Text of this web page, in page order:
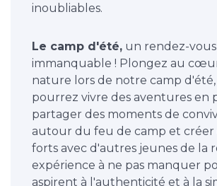
inoubliables.
Le camp d'été, un rendez-vous
immanquable ! Plongez au
nature lors de notre camp
pourrez vivre des aventures en
partager des moments de
autour du feu de camp et créer
forts avec d'autres jeunes de la
expérience à ne pas manquer
aspirent à l'authenticité et à la